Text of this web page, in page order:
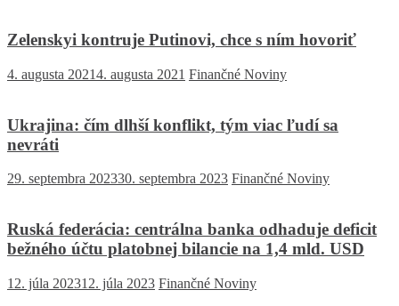
Zelenskyi kontruje Putinovi, chce s ním hovoriť
4. augusta 20214. augusta 2021 Finančné Noviny
Ukrajina: čím dlhší konflikt, tým viac ľudí sa
nevráti
29. septembra 202330. septembra 2023 Finančné Noviny
Ruská federácia: centrálna banka odhaduje deficit
bežného účtu platobnej bilancie na 1,4 mld. USD
12. júla 202312. júla 2023 Finančné Noviny